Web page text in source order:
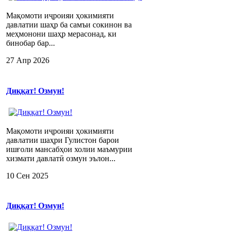
Мақомоти иҷроияи ҳокимияти
давлатии шаҳр ба самъи сокинон ва
меҳмонони шаҳр мерасонад, ки
бинобар бар...
27 Апр 2026
Диққат! Озмун!
Мақомоти иҷроияи ҳокимияти
давлатии шаҳри Гулистон барои
ишғоли мансабҳои холии маъмурии
хизмати давлатӣ озмун эълон...
10 Сен 2025
Диққат! Озмун!